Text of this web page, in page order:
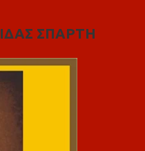
ΣΠΑΡΤΗ